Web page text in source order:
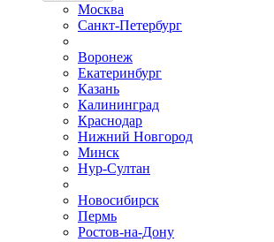
Москва
Санкт-Петербург
Воронеж
Екатеринбург
Казань
Калининград
Краснодар
Нижний Новгород
Минск
Нур-Султан
Новосибирск
Пермь
Ростов-на-Дону